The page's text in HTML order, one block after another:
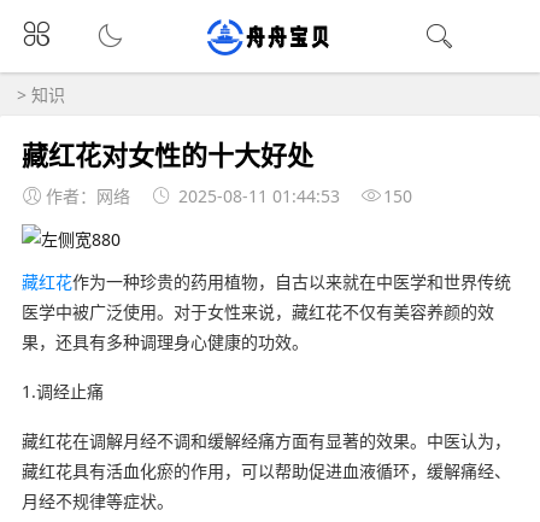
> 知识
藏红花对女性的十大好处
作者：网络 2025-08-11 01:44:53 150
藏红花作为一种珍贵的药用植物，自古以来就在中医学和世界传统
医学中被广泛使用。对于女性来说，藏红花不仅有美容养颜的效
果，还具有多种调理身心健康的功效。
1.调经止痛
藏红花在调解月经不调和缓解经痛方面有显著的效果。中医认为，
藏红花具有活血化瘀的作用，可以帮助促进血液循环，缓解痛经、
月经不规律等症状。